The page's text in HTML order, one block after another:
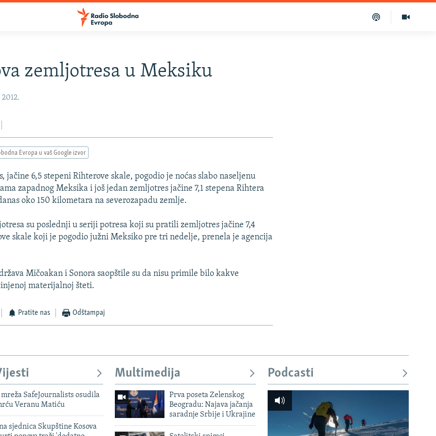
zemljotresa u Meksiku
Evropa u vaš Google izvor
jačine 6,5 stepeni Rihterove skale, pogodio je noćas slabo naseljenu
zapadnog Meksika i još jedan zemljotres jačine 7,1 stepena Rihtera
oko 150 kilometara na severozapadu zemlje.
su poslednji u seriji potresa koji su pratili zemljotres jačine 7,4
skale koji je pogodio južni Meksiko pre tri nedelje, prenela je agencija
Mičoakan i Sonora saopštile su da nisu primile bilo kakve
materijalnoj šteti.
Pratite nas Odštampaj
SafeJournalists osudila
Veranu Matiću
sjednica Skupštine Kosova
Multimedija
Prva poseta Zelenskog
Beogradu: Najava jačanja
saradnje Srbije i Ukrajine
Podcasti